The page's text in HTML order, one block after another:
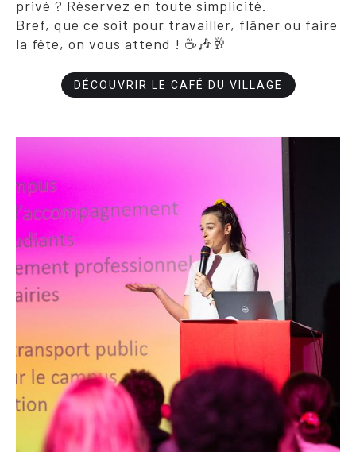
privé ? Réservez en toute simplicité.
Bref, que ce soit pour travailler, flâner ou faire
la fête, on vous attend ! ☕🎶🥂
DÉCOUVRIR LE CAFÉ DU VILLAGE